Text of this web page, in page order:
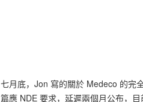
七月底，Jon 寫的關於 Medeco 的完
篇應 NDE 要求，延遲兩個月公布，